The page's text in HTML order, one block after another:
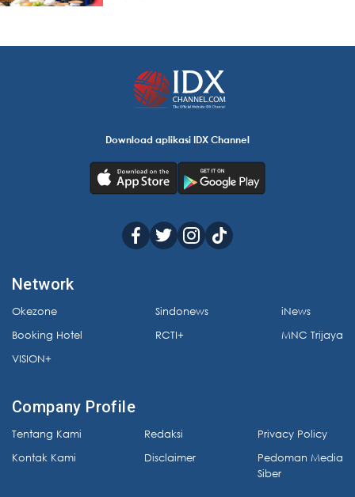
Download aplikasi IDX Channel
Network
Okezone
Booking Hotel
VISION+
Sindonews
RCTI+
iNews
MNC Trijaya
Company Profile
Tentang Kami
Kontak Kami
Redaksi
Disclaimer
Privacy Policy
Pedoman Media
Siber